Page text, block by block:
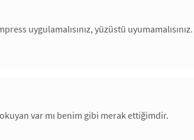
uygulamalısınız, yüzüstü uyumamalısınız.
var mı benim gibi merak ettiğimdir.